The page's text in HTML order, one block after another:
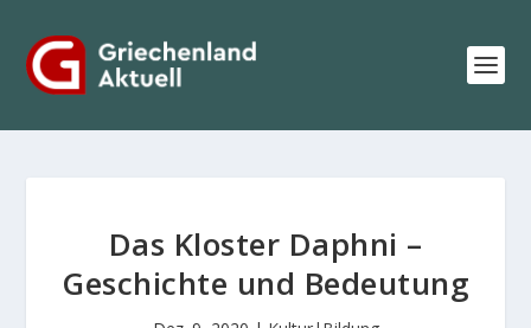
Das Kloster Daphni –
Geschichte und Bedeutung